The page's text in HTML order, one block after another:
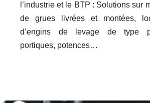
l’industrie et le BTP : Solutions sur
de grues livrées et montées,
d’engins de levage de type
portiques, potences…